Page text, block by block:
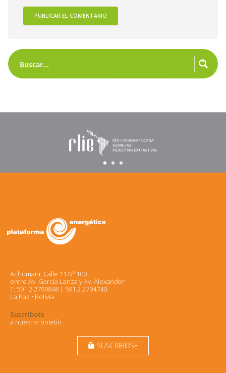
Achumani, Calle 11 Nº 100
entre Av. García Lanza y Av. Alexander
T: 591 2 2799848 | 591 2 2794740
La Paz • Bolivia
Suscríbete
a nuestro boletín
markunread_mailbox SUSCRIBIRSE